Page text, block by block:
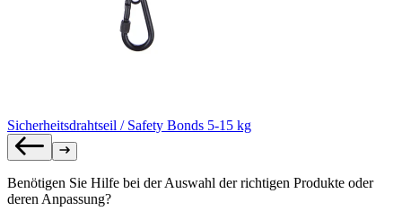
Sicherheitsdrahtseil / Safety Bonds 5-15 kg
Benötigen Sie Hilfe bei der Auswahl der richtigen Produkte oder
deren Anpassung?